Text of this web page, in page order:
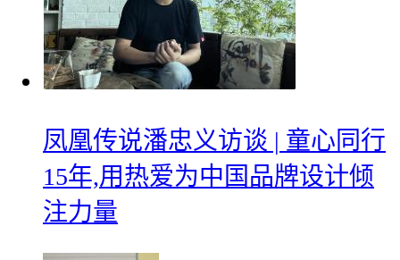
凤凰传说潘忠义访谈 | 童心同行
15年,用热爱为中国品牌设计倾
注力量